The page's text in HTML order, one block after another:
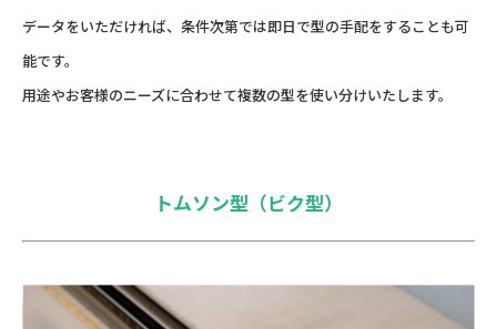
データをいただければ、条件次第では即日で型の手配をすることも可
能です。
用途やお客様のニーズに合わせて複数の型を使い分けいたします。
トムソン型（ビク型）